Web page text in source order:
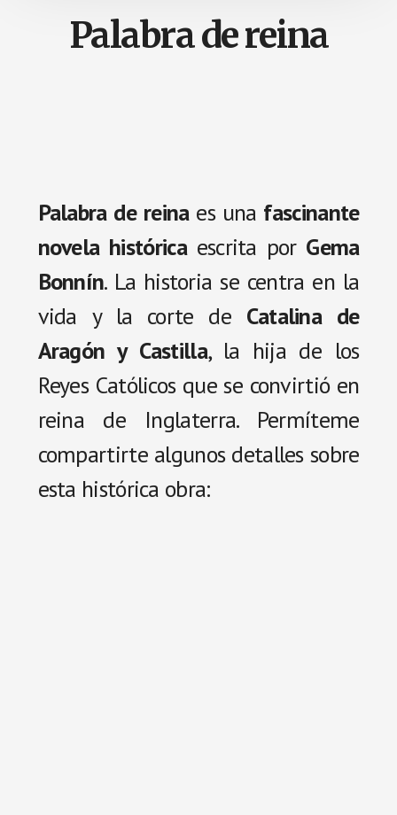
Palabra de reina
Palabra de reinaes una fascinante
novela históricaescrita por Gema
Bonnín. La historia se centra en la
vida y la corte de Catalina de
Aragón y Castilla, la hija de los
Reyes Católicos que se convirtió en
reina de Inglaterra. Permíteme
compartirte algunos detalles sobre
esta histórica obra: